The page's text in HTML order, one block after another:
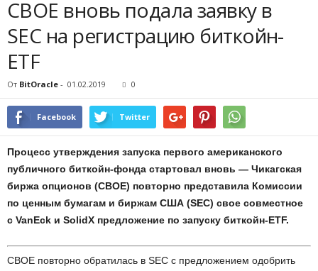
CBOE вновь подала заявку в
SEC на регистрацию биткойн-
ETF
От BitOracle - 01.02.2019 0
Facebook Twitter
Процесс утверждения запуска первого американского
публичного биткойн-фонда стартовал вновь — Чикагская
биржа опционов (CBOE) повторно представила Комиссии
по ценным бумагам и биржам США (SEC) свое совместное
c VanEck и SolidX предложение по запуску биткойн-ETF.
CBOE повторно обратилась в SEC с предложением одобрить